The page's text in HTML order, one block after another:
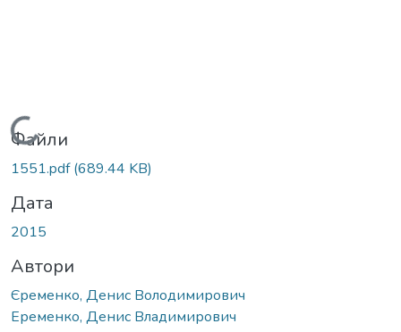
Вантажиться...
Файли
1551.pdf(689.44 KB)
Дата
2015
Автори
Єременко, Денис Володимирович
Еременко, Денис Владимирович